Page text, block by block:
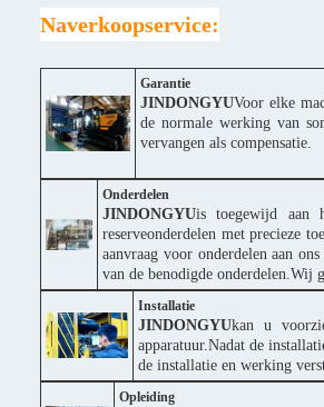
Naverkoopservice:
Garantie
JINDONGYUVoor elke
de normale werking van
vervangen als compensatie.
Onderdelen
JINDONGYUis toegewijd aan
reserveonderdelen met precieze
aanvraag voor onderdelen aan
van de benodigde onderdelen.Wij
Installatie
JINDONGYUkan u
apparatuur.Nadat de
de installatie en werking
Opleiding